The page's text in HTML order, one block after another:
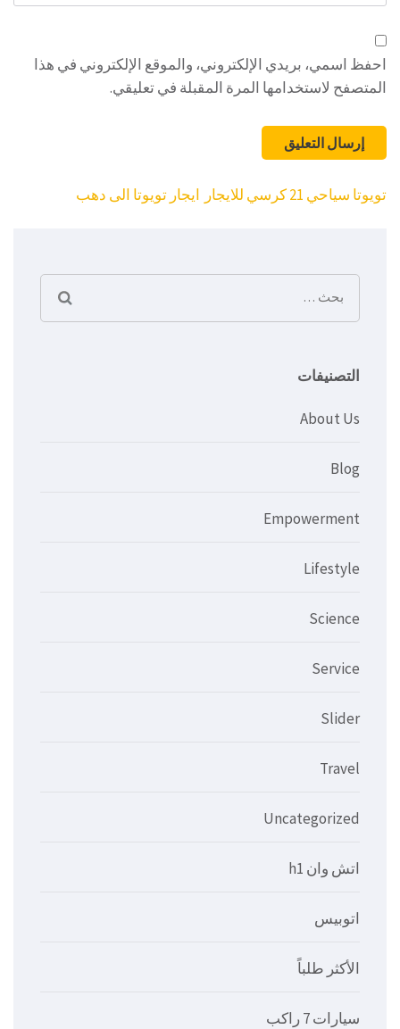
الإلكتروني
احفظ اسمي، بريدي الإلكتروني، والموقع الإلكتروني في هذا
المتصفح لاستخدامها المرة المقبلة في تعليقي.
تصفّح
ايجار تويوتا الى دهب تويوتا سياحي 21 كرسي للايجار
البحث
عن:
التصنيفات
About Us
Blog
Empowerment
Lifestyle
Science
Service
Slider
Travel
Uncategorized
اتش وان h1
اتوبيس
الأكثر طلباً
سيارات 7 راكب